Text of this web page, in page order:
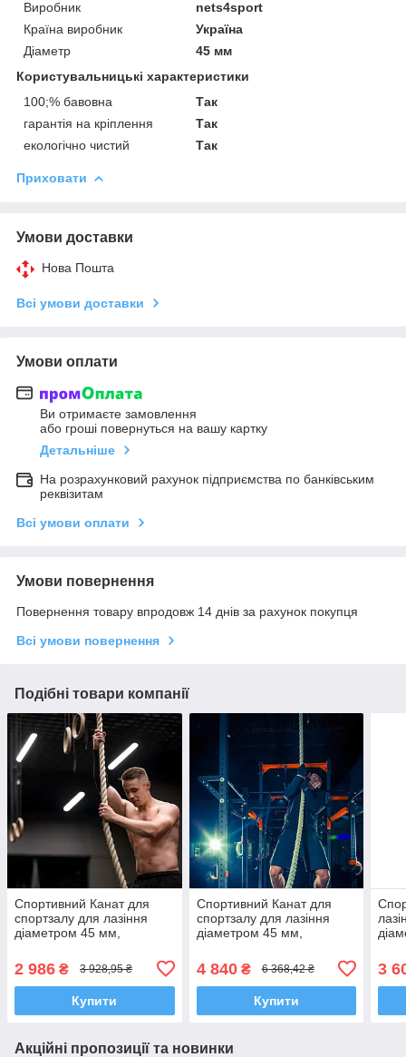
Виробник
nets4sport
Країна виробник
Україна
Діаметр
45 мм
Користувальницькі характеристики
100;% бавовна
Так
гарантія на кріплення
Так
екологічно чистий
Так
Приховати
Умови доставки
Нова Пошта
Всі умови доставки
Умови оплати
Ви отримаєте замовлення
або гроші повернуться на вашу картку
Детальніше
На розрахунковий рахунок підприємства по банківським
реквізитам
Всі умови оплати
Умови повернення
Повернення товару впродовж 14 днів за рахунок покупця
Всі умови повернення
Подібні товари компанії
Спортивний Канат для
спортзалу для лазіння
діаметром 45 мм,
2 986 ₴ 3 928,95 ₴
Купити
Спортивний Канат для
спортзалу для лазіння
діаметром 45 мм,
4 840₴ 6 368,42 ₴
Купити
3
Акційні пропозиції та новинки